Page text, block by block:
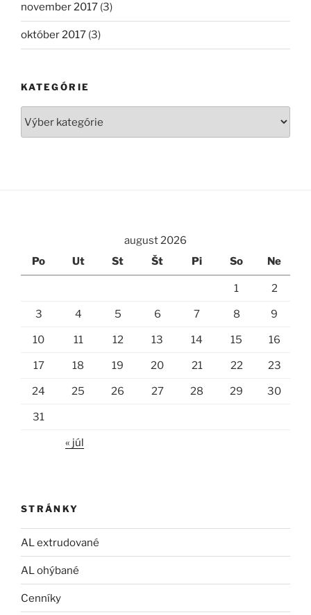
november 2017 (3)
október 2017 (3)
KATEGÓRIE
august 2026
Po
Ut St Št Pi So Ne
1 2
3 4 5 6 7 8 9
10 11 12 13 14 15 16
17 18 19 20 21 22 23
24 25 26 27 28 29 30
31
« júl
STRÁNKY
AL extrudované
AL ohýbané
Cenníky